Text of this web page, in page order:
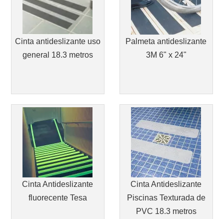
Cinta antideslizante uso
general 18.3 metros
Palmeta antideslizante
3M 6" x 24"
Cinta Antideslizante
fluorecente Tesa
Cinta Antideslizante
Piscinas Texturada de
PVC 18.3 metros